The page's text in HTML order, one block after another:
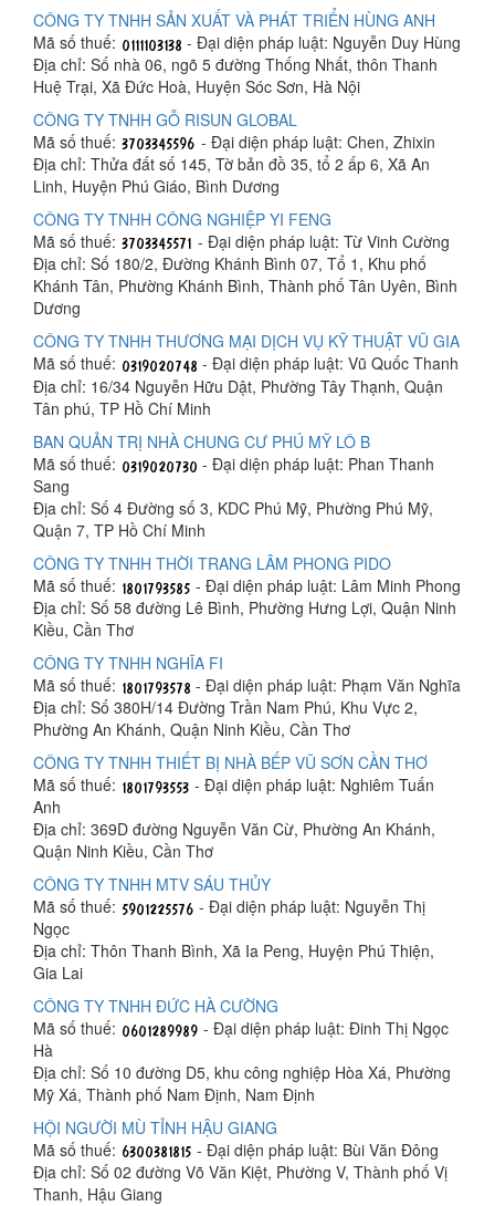
CÔNG TY TNHH SẢN XUẤT VÀ PHÁT TRIỂN HÙNG ANH
Mã số thuế:
- Đại diện pháp luật: Nguyễn Duy Hùng
Địa chỉ: Số nhà 06, ngõ 5 đường Thống Nhất, thôn Thanh
Huệ Trại, Xã Đức Hoà, Huyện Sóc Sơn, Hà Nội
CÔNG TY TNHH GỖ RISUN GLOBAL
Mã số thuế:
- Đại diện pháp luật: Chen, Zhixin
Địa chỉ: Thửa đất số 145, Tờ bản đồ 35, tổ 2 ấp 6, Xã An
Linh, Huyện Phú Giáo, Bình Dương
CÔNG TY TNHH CÔNG NGHIỆP YI FENG
Mã số thuế:
- Đại diện pháp luật: Từ Vinh Cường
Địa chỉ: Số 180/2, Đường Khánh Bình 07, Tổ 1, Khu phố
Khánh Tân, Phường Khánh Bình, Thành phố Tân Uyên, Bình
Dương
CÔNG TY TNHH THƯƠNG MẠI DỊCH VỤ KỸ THUẬT VŨ GIA
Mã số thuế:
- Đại diện pháp luật: Vũ Quốc Thanh
Địa chỉ: 16/34 Nguyễn Hữu Dật, Phường Tây Thạnh, Quận
Tân phú, TP Hồ Chí Minh
BAN QUẢN TRỊ NHÀ CHUNG CƯ PHÚ MỸ LÔ B
Mã số thuế:
- Đại diện pháp luật: Phan Thanh
Sang
Địa chỉ: Số 4 Đường số 3, KDC Phú Mỹ, Phường Phú Mỹ,
Quận 7, TP Hồ Chí Minh
CÔNG TY TNHH THỜI TRANG LÂM PHONG PIDO
Mã số thuế:
- Đại diện pháp luật: Lâm Minh Phong
Địa chỉ: Số 58 đường Lê Bình, Phường Hưng Lợi, Quận Ninh
Kiều, Cần Thơ
CÔNG TY TNHH NGHĨA FI
Mã số thuế:
- Đại diện pháp luật: Phạm Văn Nghĩa
Địa chỉ: Số 380H/14 Đường Trần Nam Phú, Khu Vực 2,
Phường An Khánh, Quận Ninh Kiều, Cần Thơ
CÔNG TY TNHH THIẾT BỊ NHÀ BẾP VŨ SƠN CẦN THƠ
Mã số thuế:
- Đại diện pháp luật: Nghiêm Tuấn
Anh
Địa chỉ: 369D đường Nguyễn Văn Cừ, Phường An Khánh,
Quận Ninh Kiều, Cần Thơ
CÔNG TY TNHH MTV SÁU THỦY
Mã số thuế:
- Đại diện pháp luật: Nguyễn Thị
Ngọc
Địa chỉ: Thôn Thanh Bình, Xã Ia Peng, Huyện Phú Thiện,
Gia Lai
CÔNG TY TNHH ĐỨC HÀ CƯỜNG
Mã số thuế:
- Đại diện pháp luật: Đinh Thị Ngọc
Hà
Địa chỉ: Số 10 đường D5, khu công nghiệp Hòa Xá, Phường
Mỹ Xá, Thành phố Nam Định, Nam Định
HỘI NGƯỜI MÙ TỈNH HẬU GIANG
Mã số thuế:
- Đại diện pháp luật: Bùi Văn Đông
Địa chỉ: Số 02 đường Võ Văn Kiệt, Phường V, Thành phố Vị
Thanh, Hậu Giang